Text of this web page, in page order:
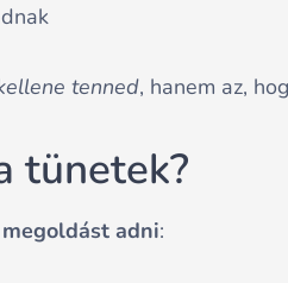
tenned, hanem az,
tünetek?
adni: